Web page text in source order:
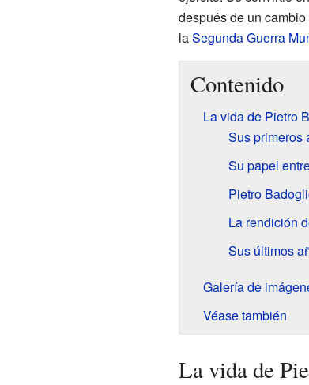
después de un
laSegunda Guerra
Contenido
La vida de Pietro
Sus primeros
Su papel
Pietro
La rendición
Sus últimos
Galería de
Véase también
La vida de